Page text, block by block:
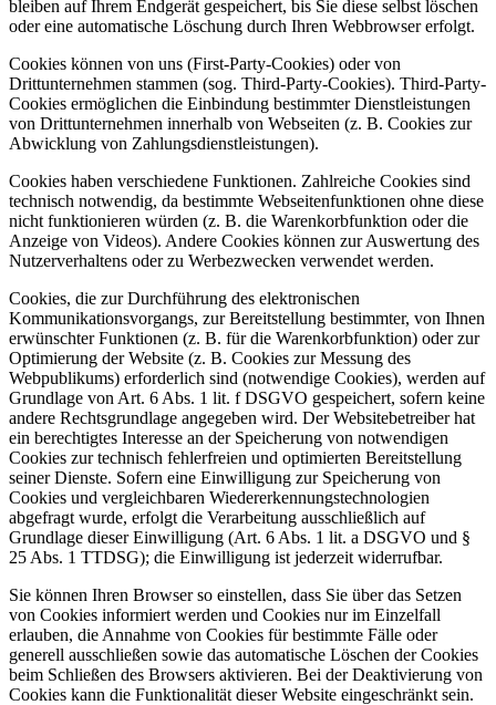
bleiben auf Ihrem Endgerät gespeichert, bis Sie diese selbst löschen
oder eine automatische Löschung durch Ihren Webbrowser erfolgt.
Cookies können von uns (First-Party-Cookies) oder von
Drittunternehmen stammen (sog. Third-Party-Cookies). Third-Party-
Cookies ermöglichen die Einbindung bestimmter Dienstleistungen
von Drittunternehmen innerhalb von Webseiten (z. B. Cookies zur
Abwicklung von Zahlungsdienstleistungen).
Cookies haben verschiedene Funktionen. Zahlreiche Cookies sind
technisch notwendig, da bestimmte Webseitenfunktionen ohne diese
nicht funktionieren würden (z. B. die Warenkorbfunktion oder die
Anzeige von Videos). Andere Cookies können zur Auswertung des
Nutzerverhaltens oder zu Werbezwecken verwendet werden.
Cookies, die zur Durchführung des elektronischen
Kommunikationsvorgangs, zur Bereitstellung bestimmter, von Ihnen
erwünschter Funktionen (z. B. für die Warenkorbfunktion) oder zur
Optimierung der Website (z. B. Cookies zur Messung des
Webpublikums) erforderlich sind (notwendige Cookies), werden auf
Grundlage von Art. 6 Abs. 1 lit. f DSGVO gespeichert, sofern keine
andere Rechtsgrundlage angegeben wird. Der Websitebetreiber hat
ein berechtigtes Interesse an der Speicherung von notwendigen
Cookies zur technisch fehlerfreien und optimierten Bereitstellung
seiner Dienste. Sofern eine Einwilligung zur Speicherung von
Cookies und vergleichbaren Wiedererkennungstechnologien
abgefragt wurde, erfolgt die Verarbeitung ausschließlich auf
Grundlage dieser Einwilligung (Art. 6 Abs. 1 lit. a DSGVO und §
25 Abs. 1 TTDSG); die Einwilligung ist jederzeit widerrufbar.
Sie können Ihren Browser so einstellen, dass Sie über das Setzen
von Cookies informiert werden und Cookies nur im Einzelfall
erlauben, die Annahme von Cookies für bestimmte Fälle oder
generell ausschließen sowie das automatische Löschen der Cookies
beim Schließen des Browsers aktivieren. Bei der Deaktivierung von
Cookies kann die Funktionalität dieser Website eingeschränkt sein.